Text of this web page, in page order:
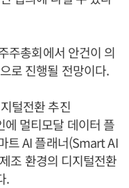
주총회에서 안건이 의
로 진행될 전망이다.
털전환 추진
멀티모달 데이터 플
트 AI 플래너(Smart AI
조 환경의 디지털전환
.